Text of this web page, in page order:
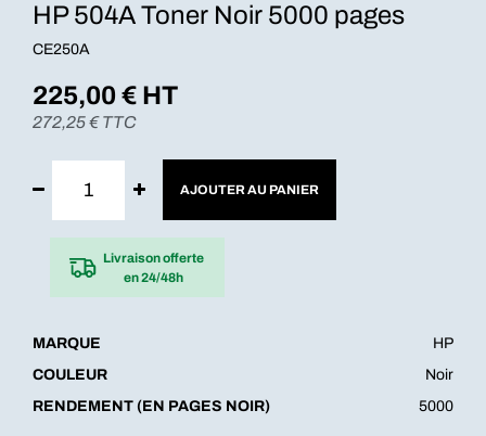
HP 504A Toner Noir 5000 pages
CE250A
225,00€ HT
272,25€ TTC
AJOUTER AU PANIER
Livraison offerte
en 24/48h
MARQUE
HP
COULEUR
Noir
RENDEMENT (EN PAGES NOIR)
5000